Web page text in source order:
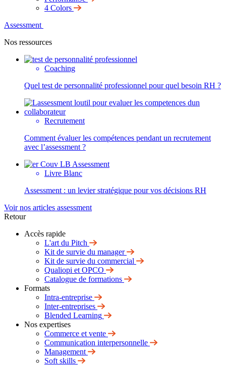
4 Colors
Assessment
Nos ressources
Coaching
Quel test de personnalité professionnel pour quel besoin RH ?
Recrutement
Comment évaluer les compétences pendant un recrutement
avec l’assessment ?
Livre Blanc
Assessment : un levier stratégique pour vos décisions RH
Voir nos articles assessment
Retour
Accès rapide
L'art du Pitch
Kit de survie du manager
Kit de survie du commercial
Qualiopi et OPCO
Catalogue de formations
Formats
Intra-entreprise
Inter-entreprises
Blended Learning
Nos expertises
Commerce et vente
Communication interpersonnelle
Management
Soft skills